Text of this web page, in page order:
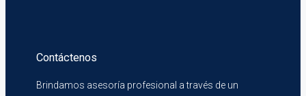
Contáctenos
Brindamos asesoría profesional a través de un